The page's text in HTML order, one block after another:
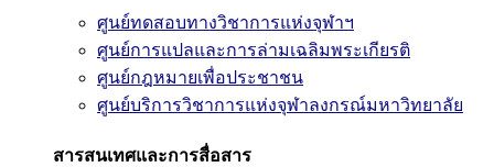
ศูนย์ทดสอบทางวิชาการแห่งจุฬาฯ
ศูนย์การแปลและการล่ามเฉลิมพระเกียรติ
ศูนย์กฎหมายเพื่อประชาชน
ศูนย์บริการวิชาการแห่งจุฬาลงกรณ์มหาวิทยาลัย
สารสนเทศและการสื่อสาร